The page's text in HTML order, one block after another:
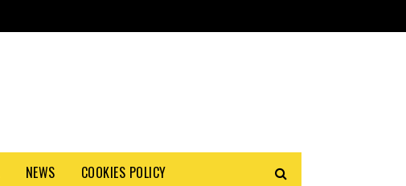
NEWS COOKIES POLICY